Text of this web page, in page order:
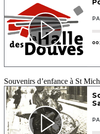
Souvenirs d’enfance à St